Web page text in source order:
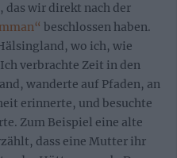
das wir direkt nach der
beschlossen haben.
wo ich, wie
verbrachte Zeit in den
wanderte auf Pfaden, an
erinnerte, und besuchte
Zum Beispiel eine alte
dass eine Mutter ihr